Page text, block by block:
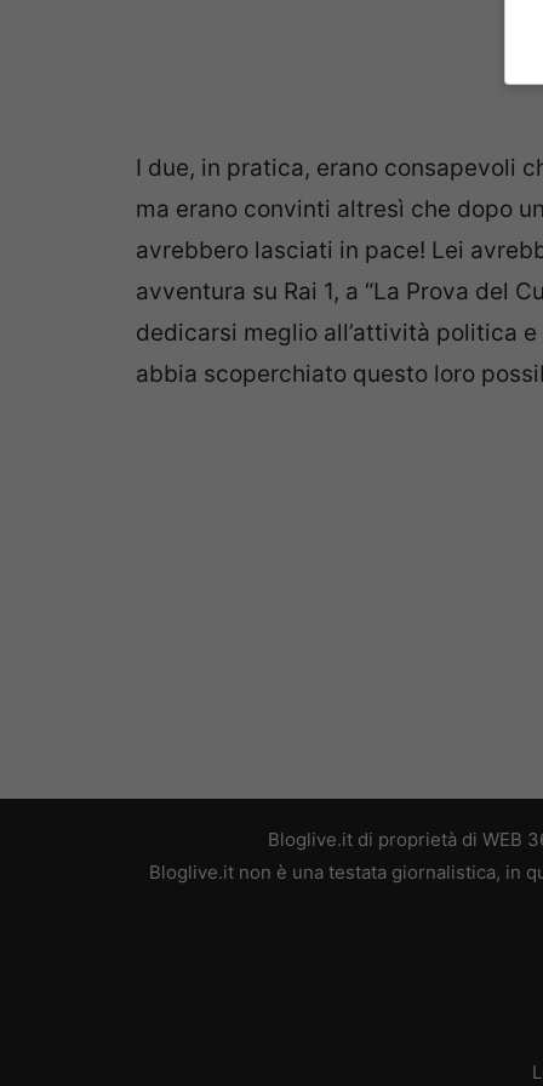
I due, in pratica, erano consapevoli
ma erano convinti altresì che dopo
avrebbero lasciati in pace! Lei
avventura su Rai 1, a “La Prova del
dedicarsi meglio all’attività politica
abbia scoperchiato questo loro
Bloglive.it di proprietà di WEB
Bloglive.it non è una testata giornalistica, in